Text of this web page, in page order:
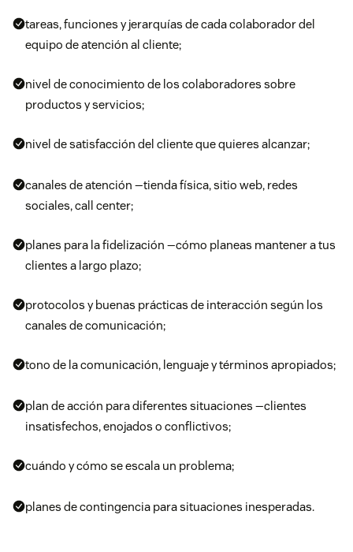
tareas, funciones y jerarquías de cada colaborador del
equipo de atención al cliente;
nivel de conocimiento de los colaboradores sobre
productos y servicios;
nivel de satisfacción del cliente que quieres alcanzar;
canales de atención —tienda física, sitio web, redes
sociales, call center;
planes para la fidelización —cómo planeas mantener a tus
clientes a largo plazo;
protocolos y buenas prácticas de interacción según los
canales de comunicación;
tono de la comunicación, lenguaje y términos apropiados;
plan de acción para diferentes situaciones —clientes
insatisfechos, enojados o conflictivos;
cuándo y cómo se escala un problema;
planes de contingencia para situaciones inesperadas.